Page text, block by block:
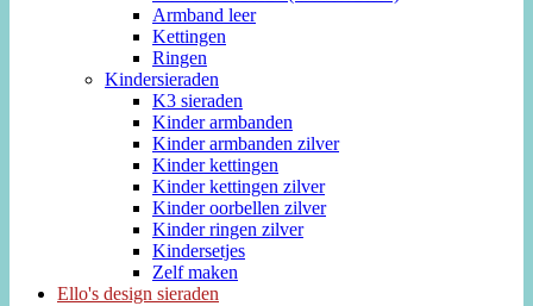
Armband leer
Kettingen
Ringen
Kindersieraden
K3 sieraden
Kinder armbanden
Kinder armbanden zilver
Kinder kettingen
Kinder kettingen zilver
Kinder oorbellen zilver
Kinder ringen zilver
Kindersetjes
Zelf maken
Ello's design sieraden